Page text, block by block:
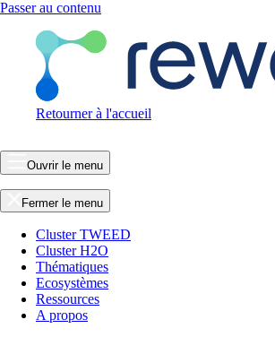
Passer au contenu
Retourner à l'accueil
Ouvrir le menu
Fermer le menu
Cluster TWEED
Cluster H2O
Thématiques
Ecosystèmes
Ressources
A propos